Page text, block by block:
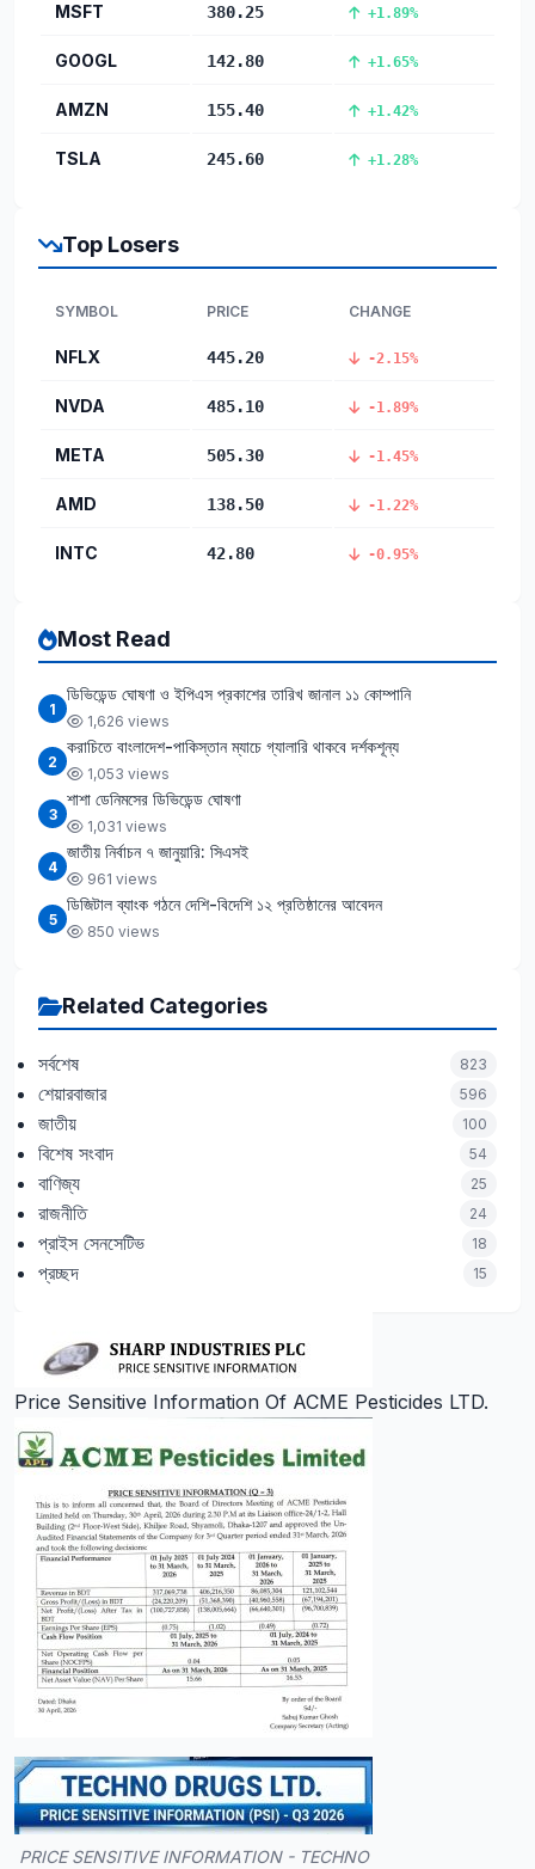
MSFT 380.25 +1.89%
GOOGL 142.80 +1.65%
AMZN 155.40 +1.42%
TSLA 245.60 +1.28%
Top Losers
SYMBOL PRICE CHANGE
NFLX 445.20 -2.15%
NVDA 485.10 -1.89%
META 505.30 -1.45%
AMD 138.50 -1.22%
INTC 42.80 -0.95%
Most Read
1
ডিভিডেন্ড ঘোষণা ও ইপিএস প্রকাশের তারিখ জানাল ১১ কোম্পানি
1,626 views
2
করাচিতে বাংলাদেশ-পাকিস্তান ম্যাচে গ্যালারি থাকবে দর্শকশূন্য
1,053 views
3
শাশা ডেনিমসের ডিভিডেন্ড ঘোষণা
1,031 views
4
জাতীয় নির্বাচন ৭ জানুয়ারি: সিএসই
961 views
5
ডিজিটাল ব্যাংক গঠনে দেশি-বিদেশি ১২ প্রতিষ্ঠানের আবেদন
850 views
Related Categories
সর্বশেষ 823
শেয়ারবাজার 596
জাতীয় 100
বিশেষ সংবাদ 54
বাণিজ্য 25
রাজনীতি 24
প্রাইস সেনসেটিভ 18
প্রচ্ছদ 15
Price Sensitive Information Of ACME Pesticides LTD.
PRICE SENSITIVE INFORMATION - TECHNO